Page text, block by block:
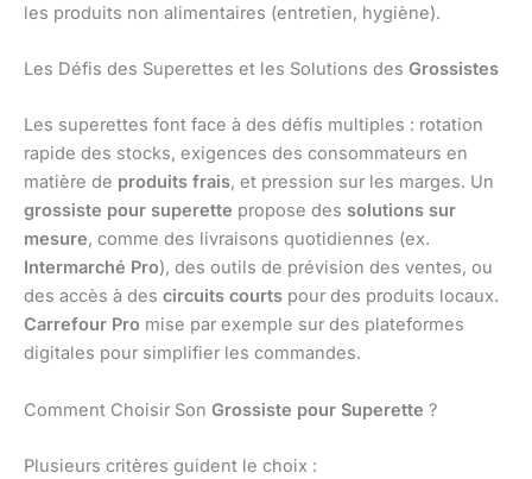
les produits non alimentaires (entretien, hygiène).
Les Défis des Superettes et les Solutions des Grossistes
Les superettes font face à des défis multiples : rotation
rapide des stocks, exigences des consommateurs en
matière de produits frais, et pression sur les marges. Un
grossiste pour superette propose des solutions sur
mesure, comme des livraisons quotidiennes (ex.
Intermarché Pro), des outils de prévision des ventes, ou
des accès à des circuits courts pour des produits locaux.
Carrefour Pro mise par exemple sur des plateformes
digitales pour simplifier les commandes.
Comment Choisir Son Grossiste pour Superette ?
Plusieurs critères guident le choix :